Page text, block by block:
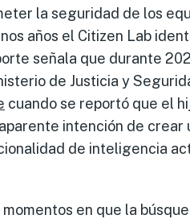
la seguridad de los
años el Citizen Lab
señala que durante
de Justicia y
cuando se reportó que el
intención de
de inteligencia
momentos en que la